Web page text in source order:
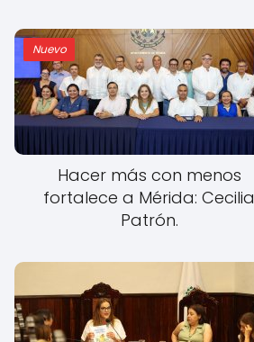
Nuevo
Hacer más con menos
fortalece a Mérida: Cecilia
Patrón.